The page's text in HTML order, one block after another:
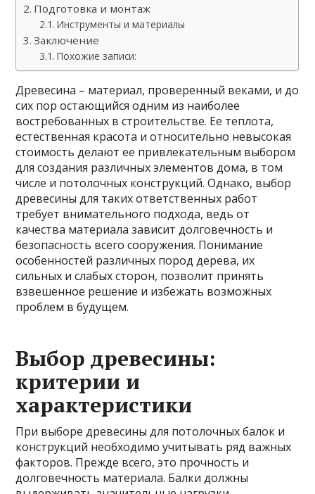
Подготовка и монтаж
Инструменты и материалы
Заключение
Похожие записи:
Древесина – материал, проверенный веками, и до
сих пор остающийся одним из наиболее
востребованных в строительстве. Ее теплота,
естественная красота и относительно невысокая
стоимость делают ее привлекательным выбором
для создания различных элементов дома, в том
числе и потолочных конструкций. Однако, выбор
древесины для таких ответственных работ
требует внимательного подхода, ведь от
качества материала зависит долговечность и
безопасность всего сооружения. Понимание
особенностей различных пород дерева, их
сильных и слабых сторон, позволит принять
взвешенное решение и избежать возможных
проблем в будущем.
Выбор древесины:
критерии и
характеристики
При выборе древесины для потолочных балок и
конструкций необходимо учитывать ряд важных
факторов. Прежде всего, это прочность и
долговечность материала. Балки должны